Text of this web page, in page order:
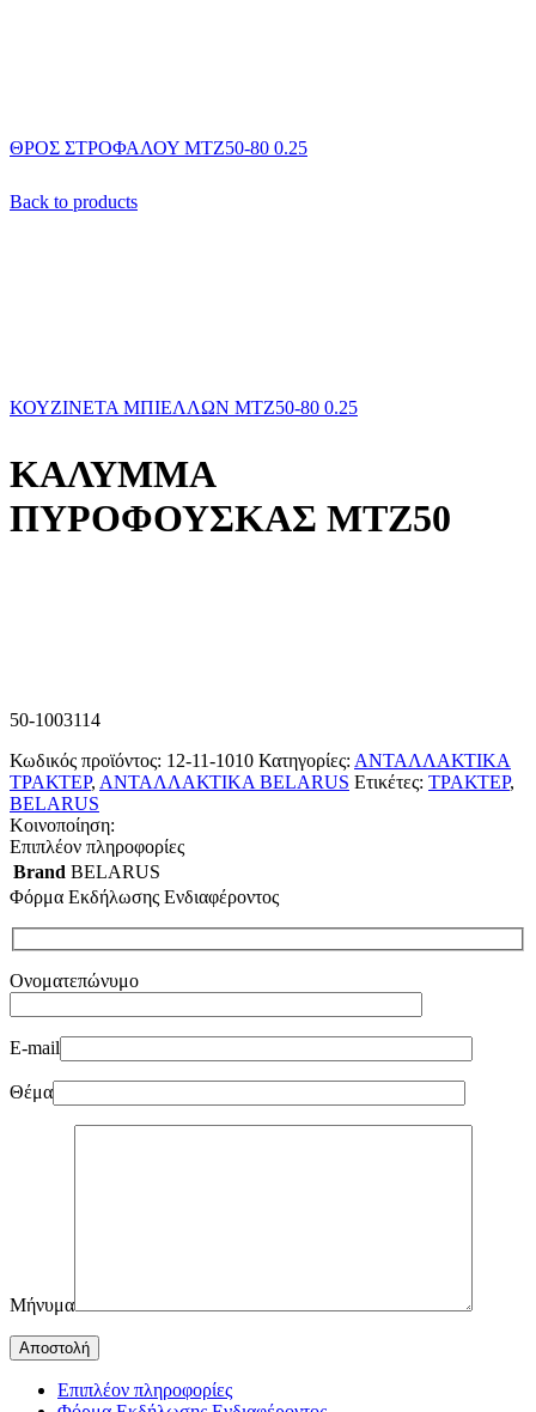
ΘΡΟΣ ΣΤΡΟΦΑΛΟΥ ΜΤΖ50-80 0.25
Back to products
ΚΟΥΖΙΝΕΤΑ ΜΠΙΕΛΛΩΝ MTZ50-80 0.25
ΚΑΛΥΜΜΑ
ΠΥΡΟΦΟΥΣΚΑΣ ΜΤΖ50
50-1003114
Κωδικός προϊόντος: 12-11-1010 Κατηγορίες: ΑΝΤΑΛΛΑΚΤΙΚΑ
ΤΡΑΚΤΕΡ, ΑΝΤΑΛΛΑΚΤΙΚΑ BELARUS Ετικέτες: ΤΡΑΚΤΕΡ,
BELARUS
Κοινοποίηση:
Επιπλέον πληροφορίες
Brand BELARUS
Φόρμα Εκδήλωσης Ενδιαφέροντος
Ονοματεπώνυμο
E-mail
Θέμα
Μήνυμα
Επιπλέον πληροφορίες